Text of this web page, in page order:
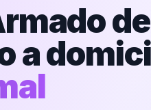
de
a